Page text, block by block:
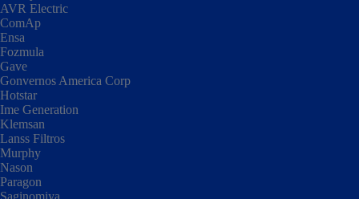
AVR Electric
ComAp
Ensa
Fozmula
Gave
Gonvernos America Corp
Hotstar
Ime Generation
Klemsan
Lanss Filtros
Murphy
Nason
Paragon